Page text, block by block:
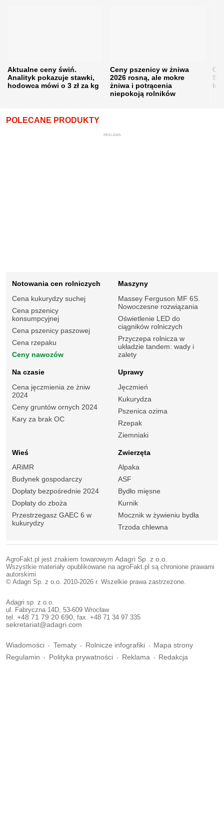
Aktualne ceny świń.
Analityk pokazuje stawki,
hodowca mówi o 3 zł za kg
Ceny pszenicy w żniwa
2026 rosną, ale mokre
żniwa i potrącenia
niepokoją rolników
POLECANE PRODUKTY
REKLAMA
Notowania cen rolniczych
Cena kukurydzy suchej
Cena pszenicy
konsumpcyjnej
Cena pszenicy paszowej
Cena rzepaku
Ceny nawozów
Maszyny
Massey Ferguson MF 6S.
Nowoczesne rozwiązania
Oświetlenie LED do
ciągników rolniczych
Przyczepa rolnicza w
układzie tandem: wady i
zalety
Na czasie
Cena jęczmienia ze żniw
2024
Ceny gruntów ornych 2024
Kary za brak OC
Uprawy
Jęczmień
Kukurydza
Pszenica ozima
Rzepak
Ziemniaki
Wieś
ARiMR
Budynek gospodarczy
Dopłaty bezpośrednie 2024
Dopłaty do zboża
Przestrzegasz GAEC 6 w
kukurydzy
Zwierzęta
Alpaka
ASF
Bydło mięsne
Kurnik
Mocznik w żywieniu bydła
Trzoda chlewna
AgroFakt.pl jest znakiem towarowym Adagri Sp. z o.o.
Wszystkie materiały opublikowane na agroFakt.pl są chronione prawami
autorskimi
© Adagri Sp. z o.o. 2010-2026 r. Wszelkie prawa zastrzeżone.
Adagri sp. z o.o.
ul. Fabryczna 14D, 53-609 Wrocław
tel. +48 71 79 20 690 , fax. +48 71 34 97 335
sekretariat@adagri.com
Wiadomości Tematy Rolnicze infografiki
Mapa strony
Regulamin
Polityka prywatności Reklama Redakcja